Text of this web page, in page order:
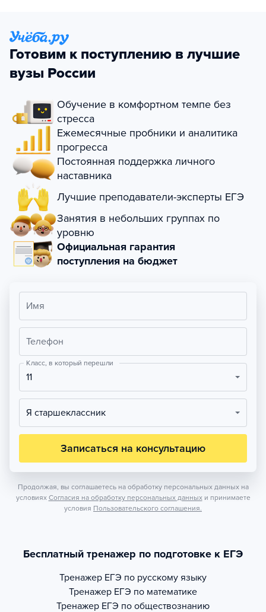
Готовим к поступлению в лучшие
вузы России
Обучение в комфортном темпе без
стресса
Ежемесячные пробники и аналитика
прогресса
Постоянная поддержка личного
наставника
Лучшие преподаватели-эксперты ЕГЭ
Занятия в небольших группах по
уровню
Официальная гарантия
поступления на бюджет
Имя
Телефон
Класс, в который перешли
11
Я старшеклассник
Записаться на консультацию
Продолжая, вы соглашаетесь на обработку персональных данных на
условиях Согласия на обработку персональных данных и принимаете
условия Пользовательского соглашения.
Бесплатный тренажер по подготовке к ЕГЭ
Тренажер ЕГЭ по русскому языку
Тренажер ЕГЭ по математике
Тренажер ЕГЭ по обществознанию